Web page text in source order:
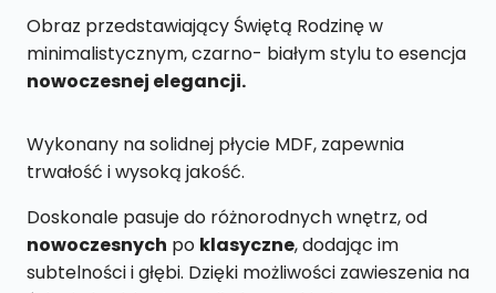
L1
CB
26
43
cm
Obraz przedstawiający Świętą Rodzinę w
minimalistycznym, czarno- białym stylu to esencja
nowoczesnej elegancji.
Wykonany na solidnej płycie MDF, zapewnia
trwałość i wysoką jakość.
Doskonale pasuje do różnorodnych wnętrz, od
nowoczesnych po klasyczne, dodając im
subtelności i głębi. Dzięki możliwości zawieszenia na